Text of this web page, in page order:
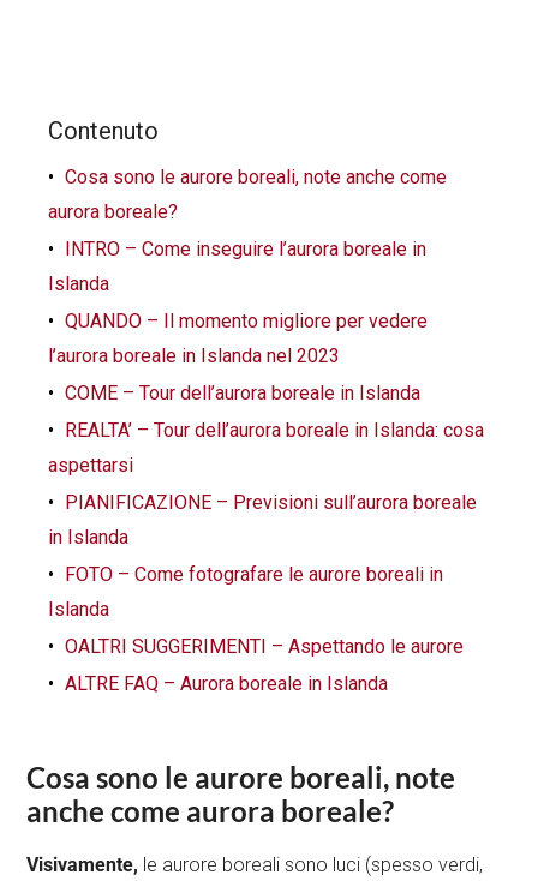
Contenuto
Cosa sono le aurore boreali, note anche come
aurora boreale?
INTRO – Come inseguire l’aurora boreale in
Islanda
QUANDO – Il momento migliore per vedere
l’aurora boreale in Islanda nel 2023
COME – Tour dell’aurora boreale in Islanda
REALTA’ – Tour dell’aurora boreale in Islanda: cosa
aspettarsi
PIANIFICAZIONE – Previsioni sull’aurora boreale
in Islanda
FOTO – Come fotografare le aurore boreali in
Islanda
OALTRI SUGGERIMENTI – Aspettando le aurore
ALTRE FAQ – Aurora boreale in Islanda
Cosa sono le aurore boreali, note
anche come aurora boreale?
Visivamente, le aurore boreali sono luci (spesso verdi,